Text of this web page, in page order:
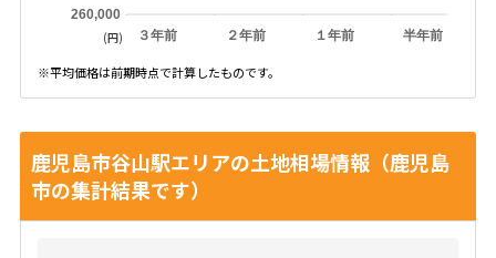
３年前 ２年前 １年前 半年前
260,000
(円)
※平均価格は前期時点で計算したものです。
鹿児島市谷山駅エリアの土地相場情報（鹿児島
市の集計結果です）